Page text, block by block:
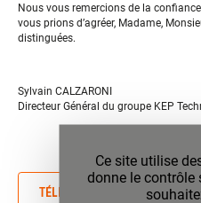
Nous vous remercions de la
vous prions d’agréer, Madame,
distinguées.
Sylvain CALZARONI
Directeur Général du groupe KEP
TÉLÉCHARGER LA VERSION
Ce site utilise
donne le contrôle